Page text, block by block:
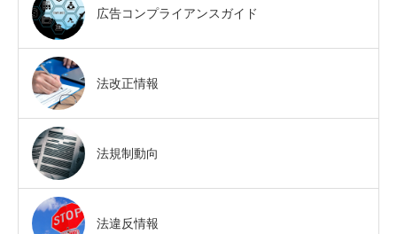
広告コンプライアンスガイド
法改正情報
法規制動向
法違反情報